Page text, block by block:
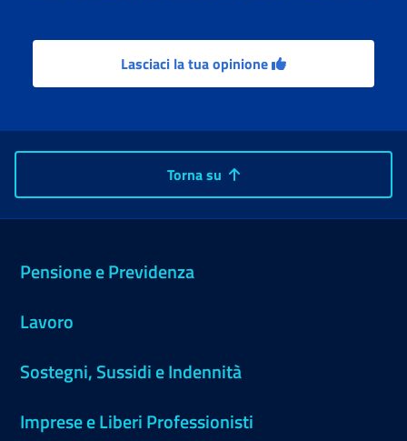
Lasciaci la tua opinione
Torna su
Pensione e Previdenza
Lavoro
Sostegni, Sussidi e Indennità
Imprese e Liberi Professionisti